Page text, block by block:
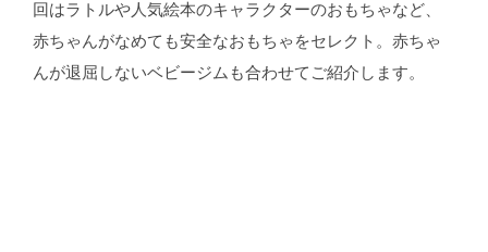
回はラトルや人気絵本のキャラクターのおもちゃなど、
赤ちゃんがなめても安全なおもちゃをセレクト。赤ちゃ
んが退屈しないベビージムも合わせてご紹介します。